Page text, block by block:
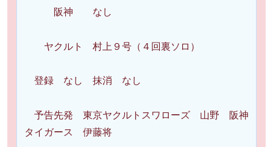
阪神 なし
ヤクルト 村上９号（４回裏ソロ）
登録 なし 抹消 なし
予告先発 東京ヤクルトスワローズ 山野 阪神
タイガース 伊藤将